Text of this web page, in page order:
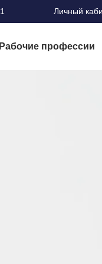
Личный
Рабочие профессии